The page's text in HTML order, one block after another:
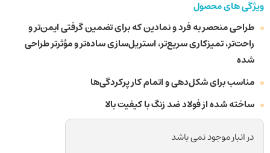
ویژگی های محصول
طراحی منحصر به فرد و نمادین که برای تضمین گرفتی ایمن‌تر و
راحت‌تر، تمیزکاری سریع‌تر، استریل‌سازی ساده‌تر و مؤثرتر طراحی
شده
مناسب برای شکل‌دهی و اتمام کار پرکردگی‌ها
ساخته شده از فولاد ضد زنگ با کیفیت بالا
در انبار موجود نمی باشد